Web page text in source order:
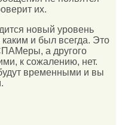
их.
новый уровень
и был всегда. Это
а другого
к сожалению, нет.
временными и вы